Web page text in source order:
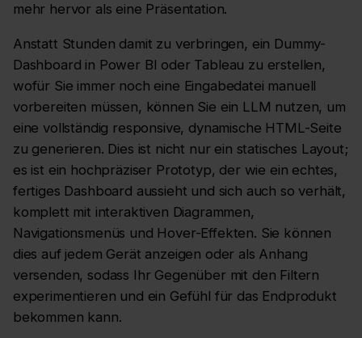
mehr hervor als eine Präsentation.
Anstatt Stunden damit zu verbringen, ein Dummy-
Dashboard in Power BI oder Tableau zu erstellen,
wofür Sie immer noch eine Eingabedatei manuell
vorbereiten müssen, können Sie ein LLM nutzen, um
eine vollständig responsive, dynamische HTML-Seite
zu generieren. Dies ist nicht nur ein statisches Layout;
es ist ein hochpräziser Prototyp, der wie ein echtes,
fertiges Dashboard aussieht und sich auch so verhält,
komplett mit interaktiven Diagrammen,
Navigationsmenüs und Hover-Effekten. Sie können
dies auf jedem Gerät anzeigen oder als Anhang
versenden, sodass Ihr Gegenüber mit den Filtern
experimentieren und ein Gefühl für das Endprodukt
bekommen kann.